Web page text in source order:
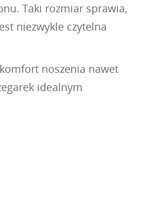
Taki rozmiar sprawia,
niezwykle czytelna
noszenia nawet
idealnym